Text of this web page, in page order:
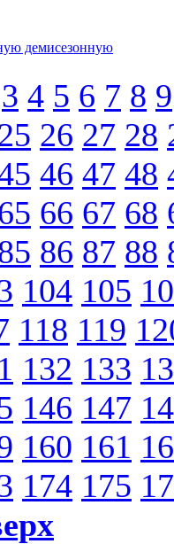
демисезонную
3 4 5 6 7 8 9
26 27 28
46 47 48
66 67 68
86 87 88
104 105
118 119
132 133
146 147
160 161
174 175